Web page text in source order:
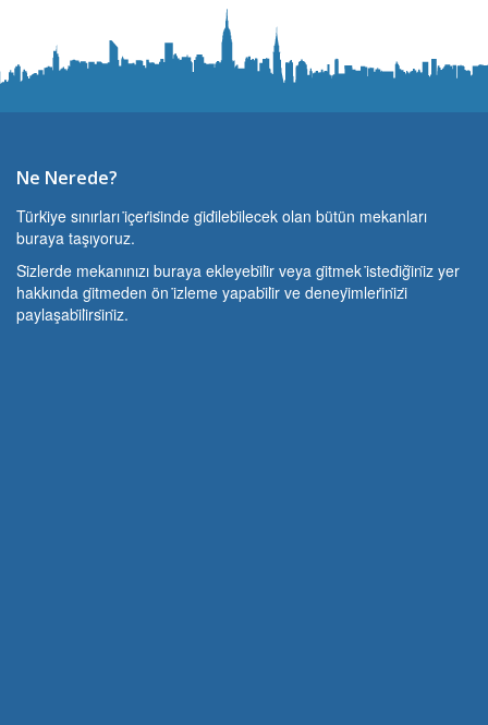
Ne Nerede?
Türki̇ye sınırları i̇çeri̇si̇nde gi̇di̇lebi̇lecek olan bütün mekanları
buraya taşıyoruz.
Si̇zlerde mekanınızı buraya ekleyebi̇li̇r veya gi̇tmek i̇stedi̇ği̇ni̇z yer
hakkında gi̇tmeden ön i̇zleme yapabi̇li̇r ve deneyi̇mleri̇ni̇zi̇
paylaşabi̇li̇rsi̇ni̇z.